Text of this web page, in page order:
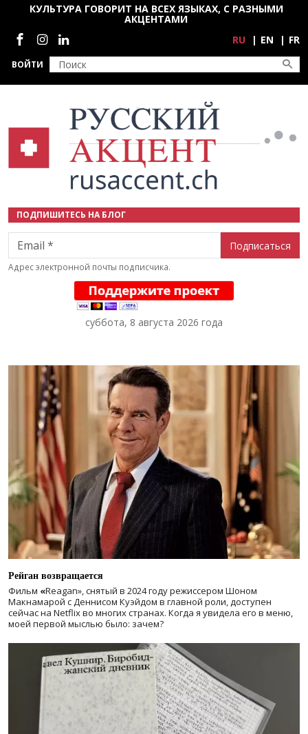
Перейти к основному содержанию
ВОЙТИ
КУЛЬТУРА ГОВОРИТ НА ВСЕХ ЯЗЫКАХ, С РАЗНЫМИ
АКЦЕНТАМИ
Социальные сети
RU EN FR
ПОДПИШИТЕСЬ НА БЛОГ
Email
Адрес электронной почты подписчика.
суббота, 8 августа 2026 года
Рейган возвращается
Фильм «Reagan», снятый в 2024 годурежиссером Шоном
Макнамарой с Деннисом Куэйдом в главной роли, доступен
сейчас на Netflix во многих странах. Когда я увидела его в меню,
моей первой мыслью было: зачем?